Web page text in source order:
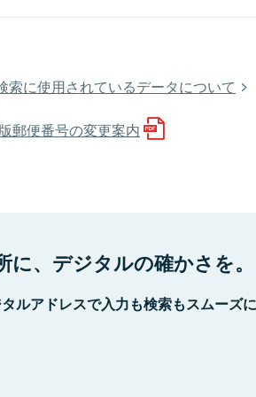
索に使用されているデータについて
郵便番号の変更案内
に、デジタルの確かさを。
ルアドレスで入力も検索もスムーズ